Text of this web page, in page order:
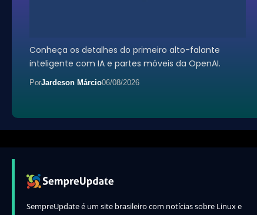
Conheça os detalhes do primeiro alto-falante
inteligente com IA e partes móveis da OpenAI.
PorJardeson Márcio06/08/2026
SempreUpdate é um site brasileiro com notícias sobre Linux e